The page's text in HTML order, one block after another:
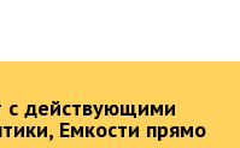
с действующими
Емкости прямо